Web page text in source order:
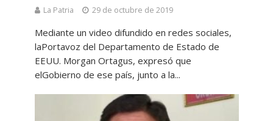
La Patria 29 de octubre de 2019
Mediante un video difundido en redes sociales,
laPortavoz del Departamento de Estado de
EEUU. Morgan Ortagus, expresó que
elGobierno de ese país, junto a la...